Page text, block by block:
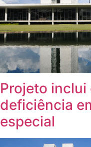
Projeto
deficiência
especial